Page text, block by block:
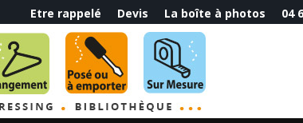
Etre rappelé Devis La boîte à photos 04